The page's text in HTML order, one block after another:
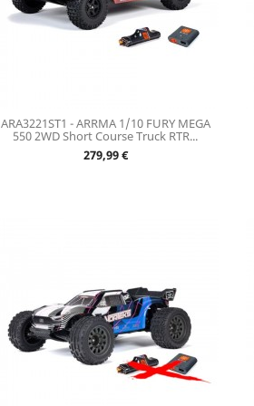
ARA3221ST1 - ARRMA 1/10 FURY MEGA
550 2WD Short Course Truck RTR...
Prix
279,99 €